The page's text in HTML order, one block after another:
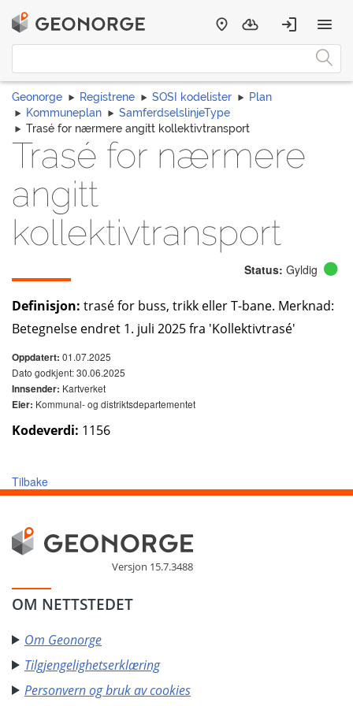
Geonorge Registrene SOSI kodelister
Plan
Kommuneplan
SamferdselslinjeType
Trasé for nærmere angitt kollektivtransport
Trasé for nærmere
angitt
kollektivtransport
Status: Gyldig
Definisjon: trasé for buss, trikk eller T-bane. Merknad:
Betegnelse endret 1. juli 2025 fra 'Kollektivtrasé'
Oppdatert: 01.07.2025
Dato godkjent: 30.06.2025
Innsender: Kartverket
Eier: Kommunal- og distriktsdepartementet
Kodeverdi: 1156
Tilbake